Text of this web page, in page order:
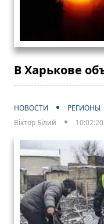
В Харькове
НОВОСТИ
РЕГИОНЫ
Віктор Білий